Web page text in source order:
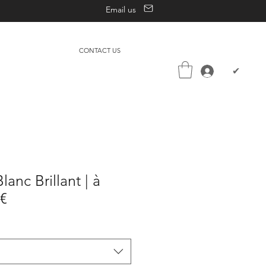
Email us
CONTACT US
✔
Brillant | à